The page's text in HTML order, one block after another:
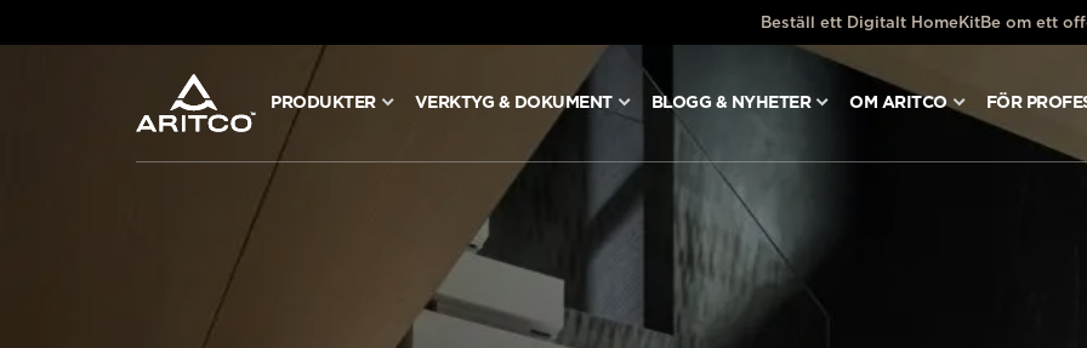
Beställ ett Digitalt HomeKitBe om ett
PRODUKTER VERKTYG & DOKUMENT BLOGG & NYHETER OM ARITCO FÖR
PRODUKTER
VERKTYG & DOKUMENT